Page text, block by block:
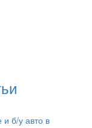
б/у авто в